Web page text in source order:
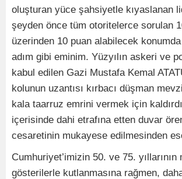
oluşturan yüce şahsiyetle kıyaslanan
şeyden önce tüm otoritelerce sorulan
üzerinden 10 puan alabilecek konumda
adım gibi eminim. Yüzyılın askeri ve
kabul edilen Gazi Mustafa Kemal
kolunun uzantısı kırbacı düşman
kala taarruz emrini vermek için
içerisinde dahi etrafına etten duvar
cesaretinin mukayese edilmesinden
Cumhuriyet’imizin 50. ve 75. yıllarının
gösterilerle kutlanmasına rağmen,